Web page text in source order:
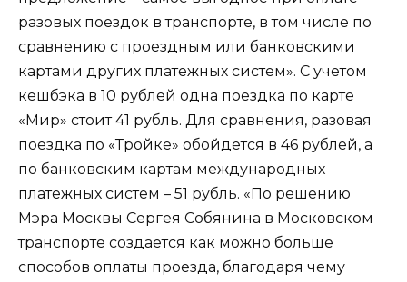
разовых поездок в транспорте, в том числе по
сравнению с проездным или банковскими
картами других платежных систем». С учетом
кешбэка в 10 рублей одна поездка по карте
«Мир» стоит 41 рубль. Для сравнения, разовая
поездка по «Тройке» обойдется в 46 рублей, а
по банковским картам международных
платежных систем – 51 рубль. «По решению
Мэра Москвы Сергея Собянина в Московском
транспорте создается как можно больше
способов оплаты проезда, благодаря чему